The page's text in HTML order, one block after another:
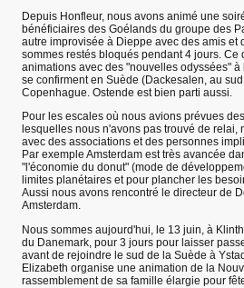
Depuis Honfleur, nous avons animé une
bénéficiaires des Goélands du groupe des
autre improvisée à Dieppe avec des amis et
sommes restés bloqués pendant 4 jours. Ce
animations avec des "nouvelles odyssées"
se confirment en Suède (Dackesalen, au
Copenhague. Ostende est bien parti aussi.
Pour les escales où nous avions prévues
lesquelles nous n'avons pas trouvé de relai,
avec des associations et des personnes
Par exemple Amsterdam est très avancée
"l'économie du donut" (mode de
limites planétaires et pour plancher les
Aussi nous avons rencontré le directeur de
Amsterdam.
Nous sommes aujourd'hui, le 13 juin, à
du Danemark, pour 3 jours pour laisser
avant de rejoindre le sud de la Suède à
Elizabeth organise une animation de la
rassemblement de sa famille élargie pour